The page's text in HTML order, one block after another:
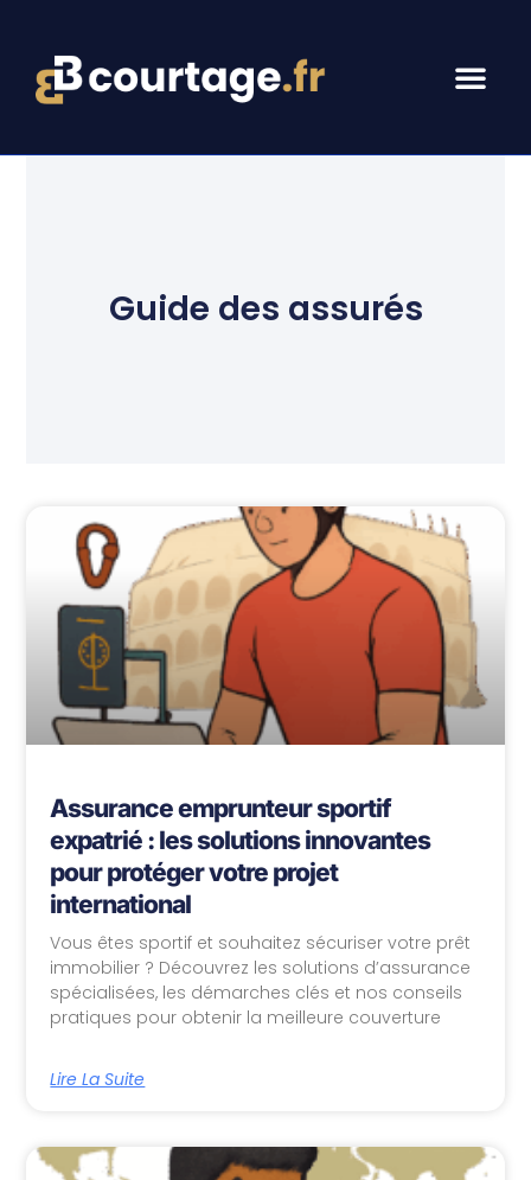
Guide des assurés
Assurance emprunteur sportif
expatrié : les solutions innovantes
pour protéger votre projet
international
Vous êtes sportif et souhaitez sécuriser votre prêt
immobilier ? Découvrez les solutions d’assurance
spécialisées, les démarches clés et nos conseils
pratiques pour obtenir la meilleure couverture
Lire La Suite